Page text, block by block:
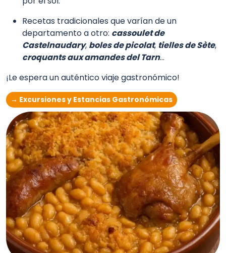
Recetas tradicionales que varían de un
departamento a otro: cassoulet de
Castelnaudary, boles de picolat, tielles de Sète,
croquants aux amandes del Tarn...
¡Le espera un auténtico viaje gastronómico!
→ Excursiones y Estancias Gastronómicas